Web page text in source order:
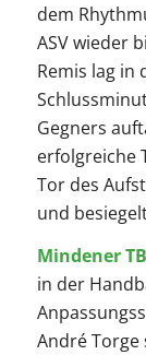
dem
ASV wieder
Remis lag in
Gegners
erfolgreiche
Tor des
und
Mindener
in der
André Torge